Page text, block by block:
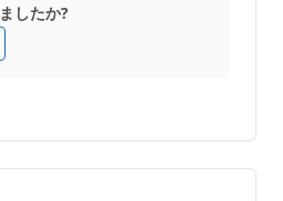
したか?